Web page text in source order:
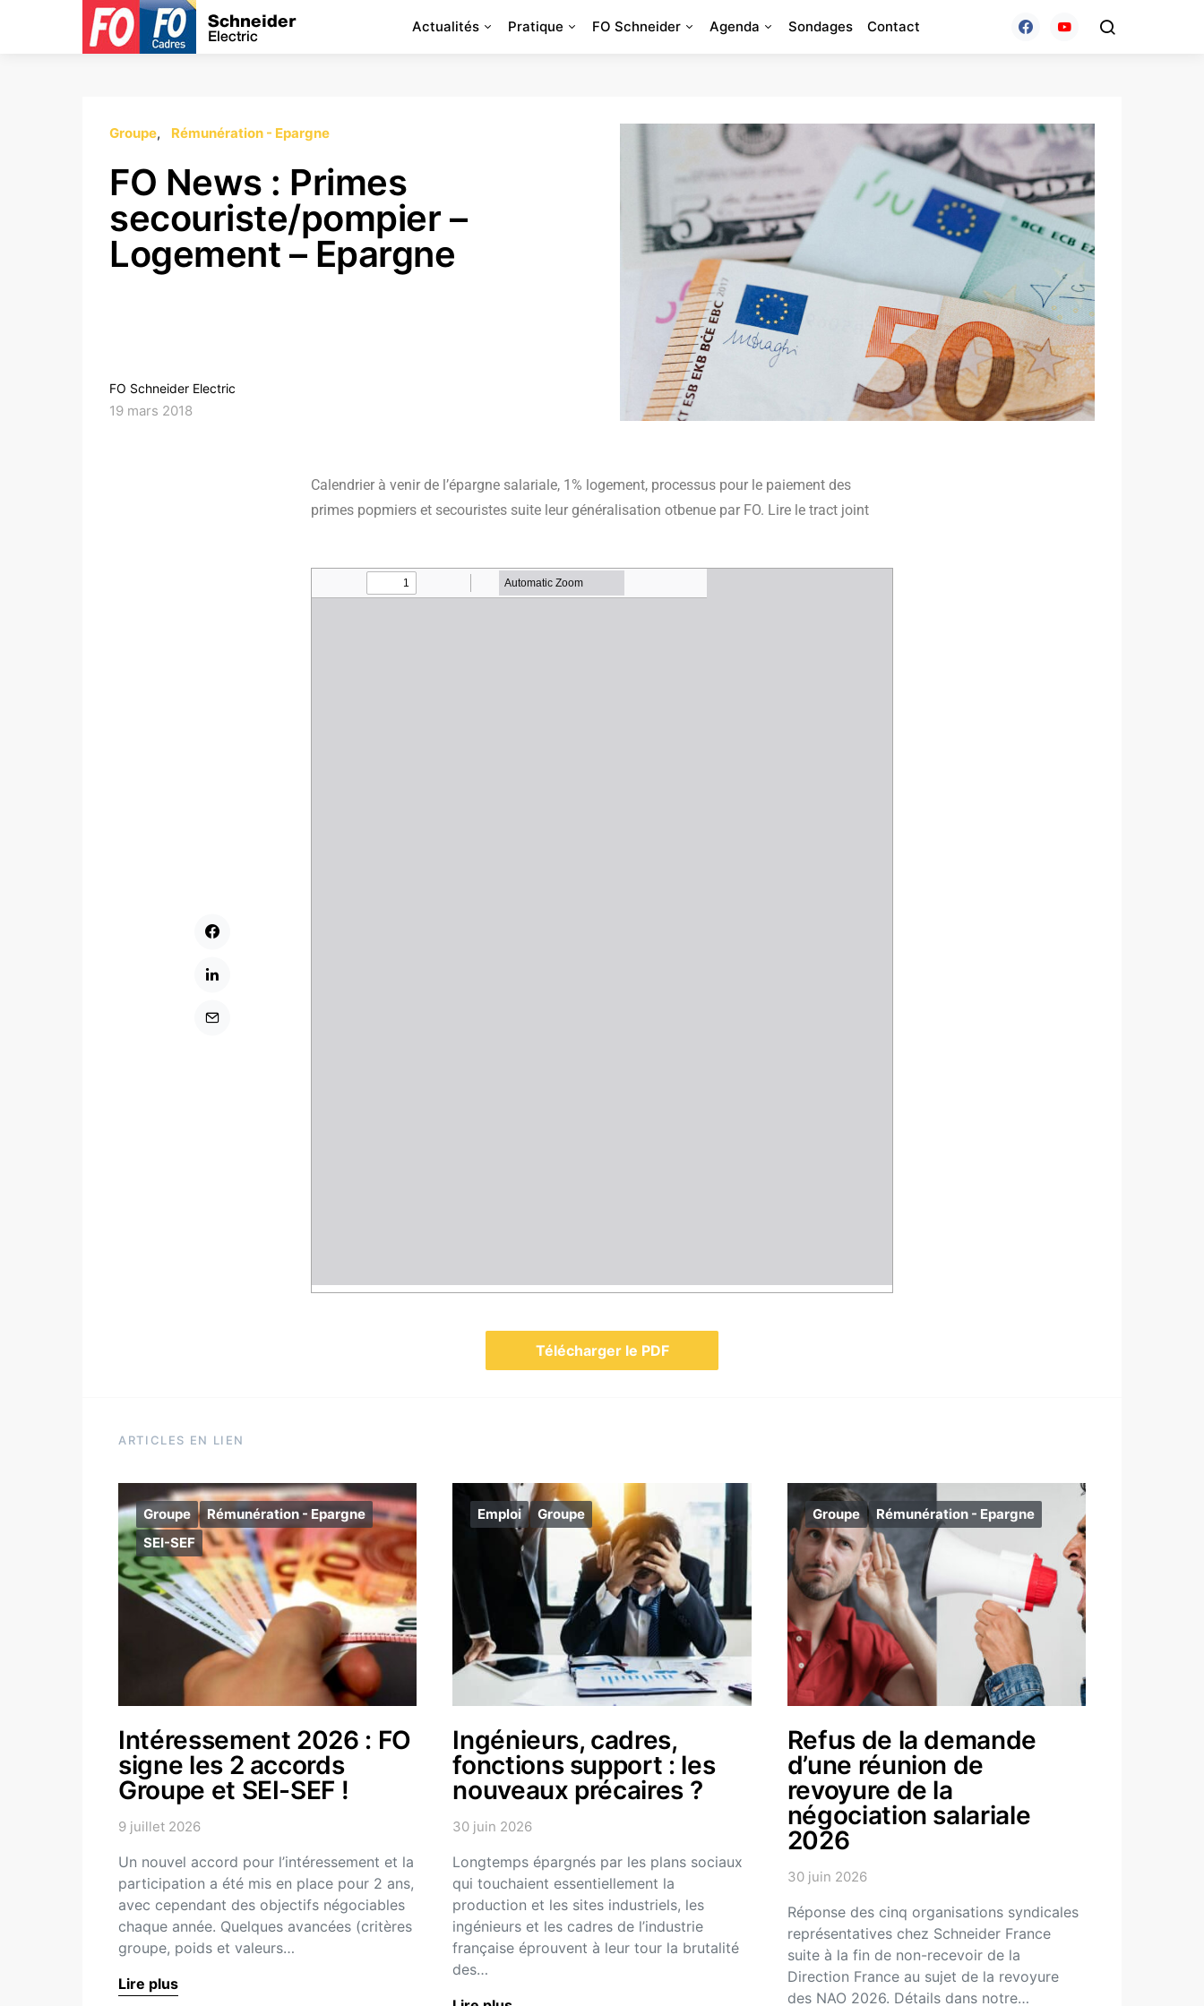
Actualités Pratique FO Schneider Agenda Sondages Contact
Groupe Rémunération - Epargne
FO News : Primes
secouriste/pompier –
Logement – Epargne
FO Schneider Electric
19 mars 2018
Calendrier à venir de l’épargne salariale, 1% logement, processus pour le paiement des
primes popmiers et secouristes suite leur généralisation otbenue par FO. Lire le tract joint
Télécharger le PDF
ARTICLES EN LIEN
Groupe
Rémunération - Epargne
SEI-SEF
Intéressement 2026 : FO
signe les 2 accords
Groupe et SEI-SEF !
9 juillet 2026
Un nouvel accord pour l’intéressement et la
participation a été mis en place pour 2 ans,
avec cependant des objectifs négociables
chaque année. Quelques avancées (critères
groupe, poids et valeurs…
Lire plus
Emploi Groupe
Ingénieurs, cadres,
fonctions support : les
nouveaux précaires ?
30 juin 2026
Longtemps épargnés par les plans sociaux
qui touchaient essentiellement la
production et les sites industriels, les
ingénieurs et les cadres de l’industrie
française éprouvent à leur tour la brutalité
des…
Groupe Rémunération - Epargne
Refus de la demande
d’une réunion de
revoyure de la
négociation salariale
2026
30 juin 2026
Réponse des cinq organisations syndicales
représentatives chez Schneider France
suite à la fin de non-recevoir de la
Direction France au sujet de la revoyure
des NAO 2026. Détails dans notre…